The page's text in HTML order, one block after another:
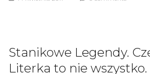
Stanikowe Legendy.
Literka to nie wszystko.